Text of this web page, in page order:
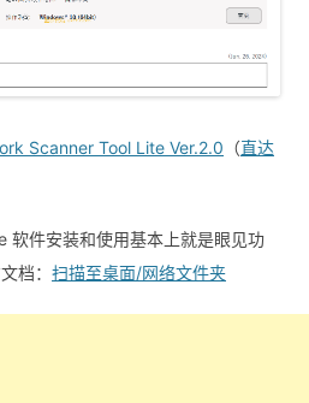
Scanner Tool Lite Ver.2.0 （直达
件安装和使用基本上就是眼见功
档： 扫描至桌面/网络文件夹